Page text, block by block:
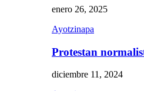
enero 26, 2025
Ayotzinapa
Protestan
diciembre 11, 2024